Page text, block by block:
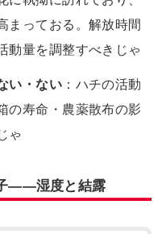
まっておる。解放時間
動量を調整すべきじゃ
い・ない ：ハチの活動
の寿命・農薬散布の影
ゃ
——湿度と結露